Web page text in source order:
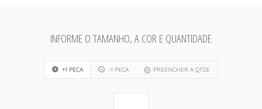
INFORME O TAMANHO, A COR E QUANTIDADE
+1 PEÇA -1 PEÇA PREENCHER A QTDE